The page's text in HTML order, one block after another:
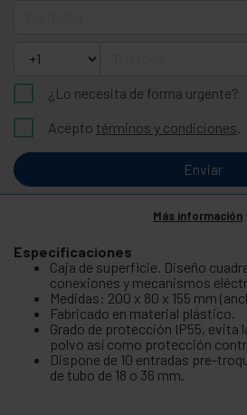
¿Lo necesita de forma urgente?
Acepto términos y condiciones.
Enviar
Más información
Especificaciones
Caja de superficie. Diseño
conexiones y mecanismos
Medidas: 200 x 80 x 155 mm
Fabricado en material plástico.
Grado de protección IP55, evita
polvo así como protección
Dispone de 10 entradas pre-
de tubo de 18 o 36 mm.